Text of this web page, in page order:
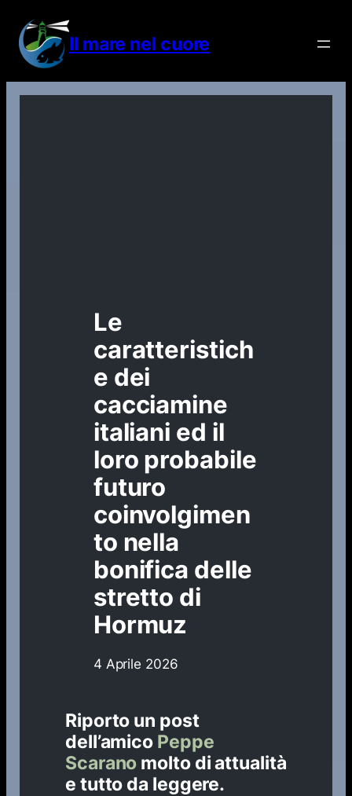
contenuto
Il mare nel cuore
Le
caratteristich
e dei
cacciamine
italiani ed il
loro probabile
futuro
coinvolgimen
to nella
bonifica delle
stretto di
Hormuz
4 Aprile 2026
Riporto un post
dell’amico Peppe
Scarano molto di attualità
e tutto da leggere.